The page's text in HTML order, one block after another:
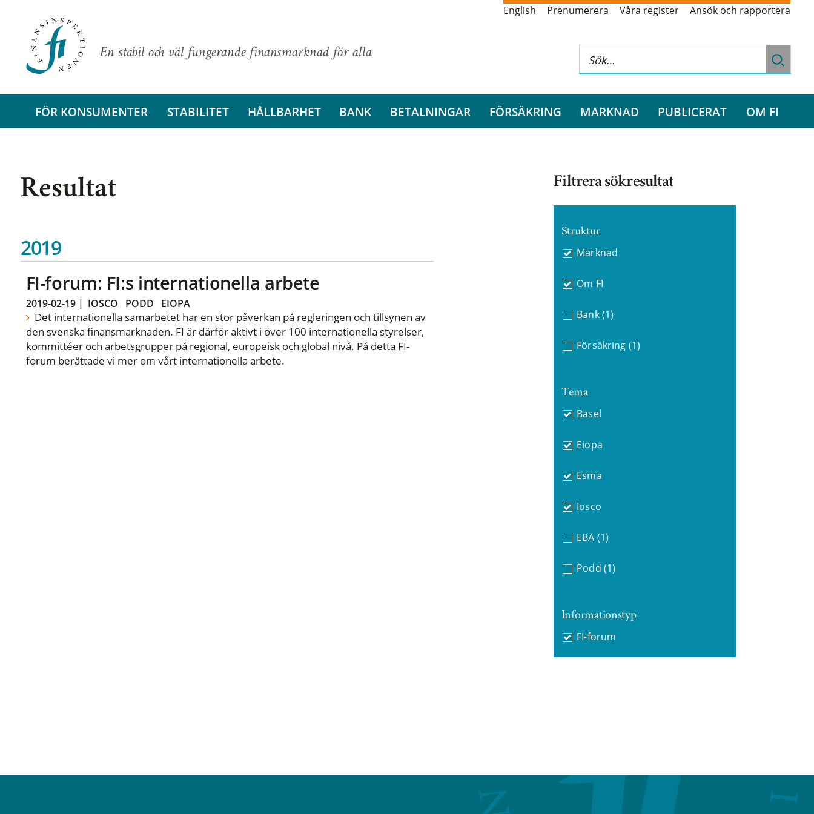
En stabil och väl fungerande finansmarknad för alla
English Prenumerera Våra register Ansök och rapportera
FÖR KONSUMENTER STABILITET HÅLLBARHET BANK BETALNINGAR FÖRSÄKRING MARKNAD PUBLICERAT OM FI
Resultat
2019
FI-forum: FI:s internationella arbete
2019-02-19| IOSCO PODD EIOPA
Det internationella samarbetet har en stor påverkan på regleringen och tillsynen av
den svenska finansmarknaden. FI är därför aktivt i över 100 internationella styrelser,
kommittéer och arbetsgrupper på regional, europeisk och global nivå. På detta FI-
forum berättade vi mer om vårt internationella arbete.
Filtrera sökresultat
Struktur
Marknad
Om FI
Bank (1)
Försäkring (1)
Tema
Basel
Eiopa
Esma
Iosco
EBA (1)
Podd (1)
Informationstyp
FI-forum